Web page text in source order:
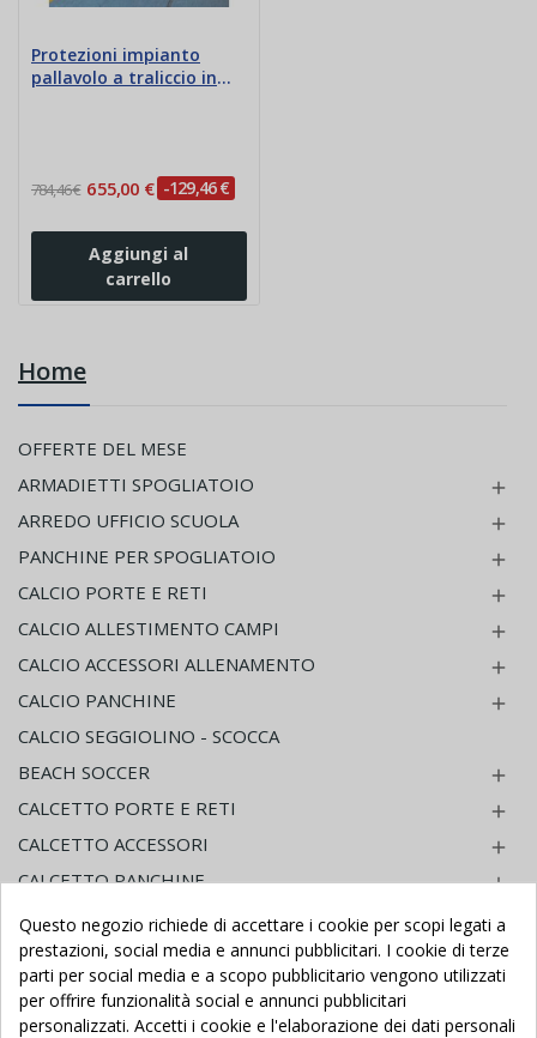
Home
OFFERTE DEL MESE
ARMADIETTI SPOGLIATOIO

ARREDO UFFICIO SCUOLA 
PANCHINE PER SPOGLIATOIO 
CALCIO PORTE E RETI 
CALCIO ALLESTIMENTO CAMPI 
CALCIO ACCESSORI ALLENAMENTO 
CALCIO PANCHINE 
CALCIO SEGGIOLINO - SCOCCA
BEACH SOCCER

CALCETTO PORTE E RETI 
CALCETTO ACCESSORI 
CALCETTO PANCHINE 
PALLACANESTRO - MINI BASKET 
PALLACANESTRO ACCESSORI 
BEACH VOLLEY
PALLAVOLO - MINI VOLLEY 
Protezioni impianto
pallavolo a traliccio in
784,46 € 655,00 € -129,46 €
Aggiungi al
carrello
Questo negozio richiede di accettare i cookie per scopi legati a
prestazioni, social media e annunci pubblicitari. I cookie di terze
parti per social media e a scopo pubblicitario vengono utilizzati
per offrire funzionalità social e annunci pubblicitari
personalizzati. Accetti i cookie e l'elaborazione dei dati personali